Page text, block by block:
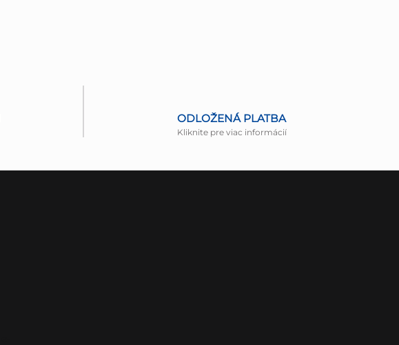
ODLOŽENÁ PLATBA
Kliknite pre viac informácií